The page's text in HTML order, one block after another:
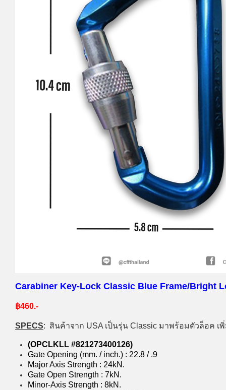
Carabiner Key-Lock Classic Blue Frame/Bright
฿460.-
SPECS: สินค้าจาก USA เป็นรุ่น Classic มาพร้อมตัวล็อค
(OPCLKLL #821273400126)
Gate Opening (mm. / inch.) : 22.8 / .9
Major Axis Strength : 24kN.
Gate Open Strength : 7kN.
Minor-Axis Strength : 8kN.